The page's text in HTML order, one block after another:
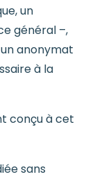
un
général –,
anonymat
à la
conçu à cet
sans